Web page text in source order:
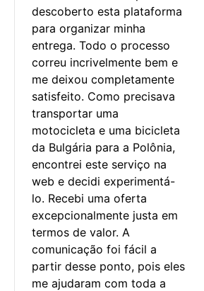
descoberto esta plataforma
para organizar minha
entrega. Todo o processo
correu incrivelmente bem e
me deixou completamente
satisfeito. Como precisava
transportar uma
motocicleta e uma bicicleta
da Bulgária para a Polônia,
encontrei este serviço na
web e decidi experimentá-
lo. Recebi uma oferta
excepcionalmente justa em
termos de valor. A
comunicação foi fácil a
partir desse ponto, pois eles
me ajudaram com toda a